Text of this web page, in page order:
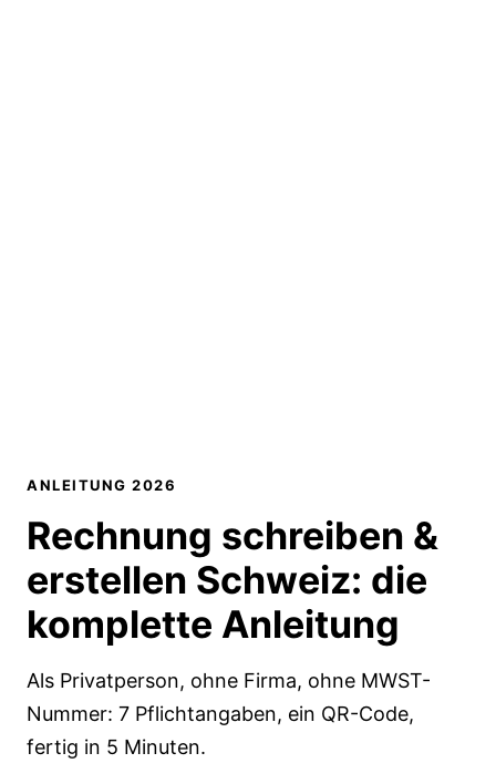
ANLEITUNG 2026
Rechnung schreiben &
erstellen Schweiz: die
komplette Anleitung
Als Privatperson, ohne Firma, ohne MWST-
Nummer: 7 Pflichtangaben, ein QR-Code,
fertig in 5 Minuten.